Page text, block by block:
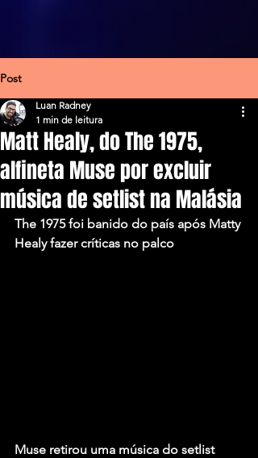
Post
Matt Healy, do The 1975,
alfineta Muse por excluir
música de setlist na Malásia
Luan Radney
1 min de leitura
The 1975 foi banido do país após Matty
Healy fazer críticas no palco
Muse retirou uma música do setlist